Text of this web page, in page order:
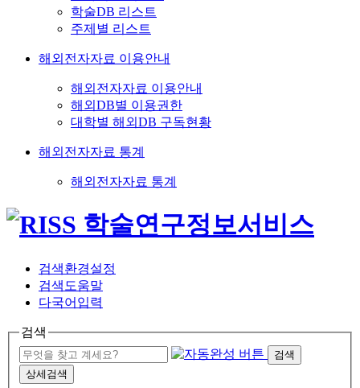
학술DB 리스트
주제별 리스트
해외전자자료 이용안내
해외전자자료 이용안내
해외DB별 이용권한
대학별 해외DB 구독현황
해외전자자료 통계
해외전자자료 통계
검색환경설정
검색도움말
다국어입력
검색
검색
상세검색